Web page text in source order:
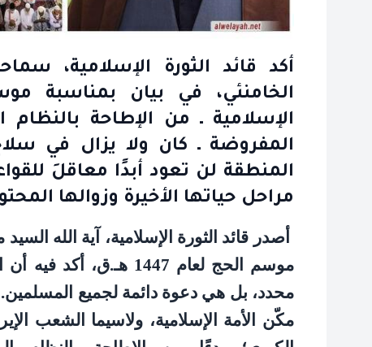
أكد قائد الثورة الإسلامية،
الخامنئي، في بيان بمناسبة
الإسلامية ـ من الإطاحة
المفروضة ـ كان ولا يزال في
المنطقة لن تعود أبدًا معاقلَ
مراحل حياتها الأخيرة وزوالها
أصدر قائد الثورة الإسلامية، آية الله
موسم الحج لعام 1447
محدد، بل هي دعوة دائمة لجميع
مكّن الأمة الإسلامية، ولاسيما الشعب